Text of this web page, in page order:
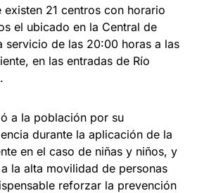
21 centros con horario
el ubicado en la Central de
servicio de las 20:00 horas a las
en las entradas de Río
a la población por su
durante la aplicación de la
en el caso de niñas y niños, y
la alta movilidad de personas
reforzar la prevención